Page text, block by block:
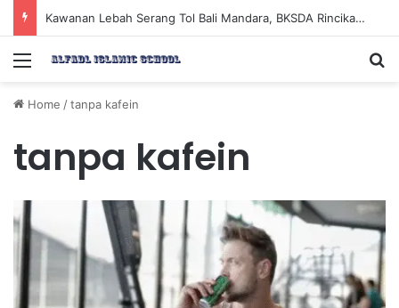
Kawanan Lebah Serang Tol Bali Mandara, BKSDA Rincikan Penyebabnya
Menu
Home /tanpa kafein
tanpa kafein